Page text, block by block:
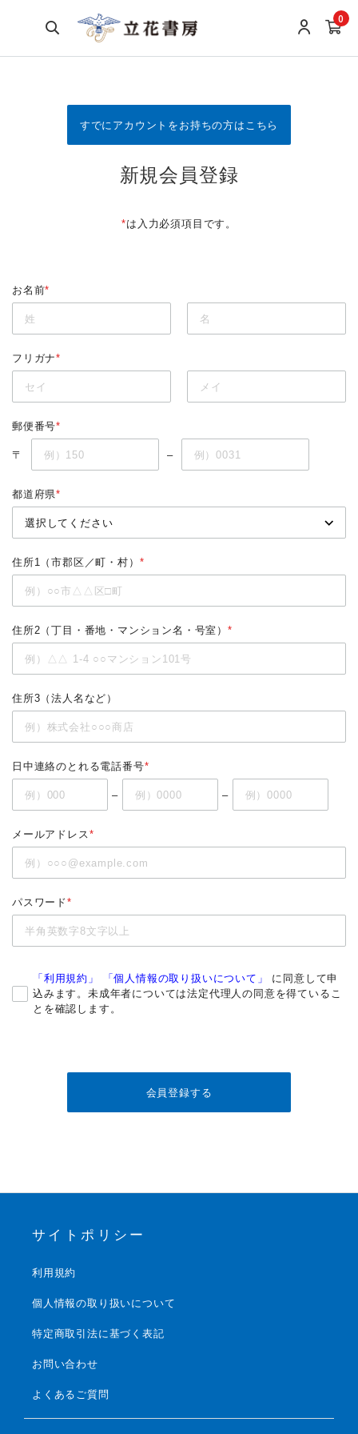
0
すでにアカウントをお持ちの方はこちら
新規会員登録
*は入力必須項目です。
お名前*
フリガナ*
郵便番号*
〒 –
都道府県*
住所1（市郡区／町・村） *
住所2（丁目・番地・マンション名・号室） *
住所3（法人名など）
日中連絡のとれる電話番号*
– –
メールアドレス*
パスワード*
「利用規約」 「個人情報の取り扱いについて」
に同意して申
込みます。未成年者については法定代理人の同意を得ているこ
とを確認します。
サイトポリシー
利用規約
個人情報の取り扱いについて
特定商取引法に基づく表記
お問い合わせ
よくあるご質問